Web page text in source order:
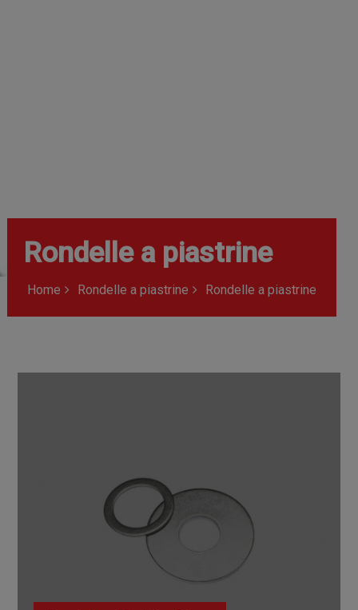
Rondelle a piastrine
Home Rondelle a piastrine Rondelle a piastrine